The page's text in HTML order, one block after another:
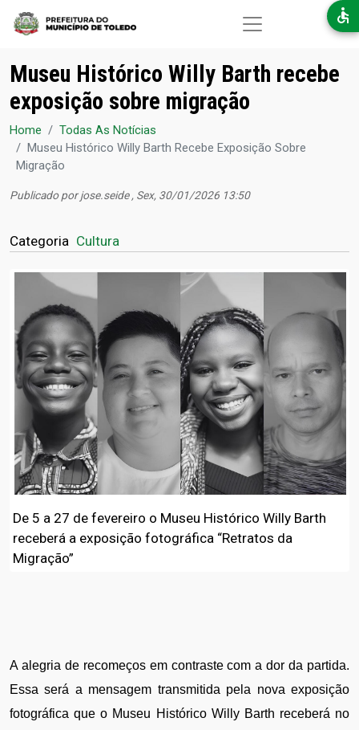
Pular para o conteúdo principal
Museu Histórico Willy Barth recebe
exposição sobre migração
Home
Todas As Notícias
Museu Histórico Willy Barth Recebe Exposição Sobre
Migração
Publicado porjose.seide, Sex, 30/01/2026 13:50
Categoria Cultura
De 5 a 27 de fevereiro o Museu Histórico Willy Barth
receberá a exposição fotográfica “Retratos da
Migração”
A alegria de recomeços em contraste com a dor da partida.
Essa será a mensagem transmitida pela nova exposição
fotográfica que o Museu Histórico Willy Barth receberá no